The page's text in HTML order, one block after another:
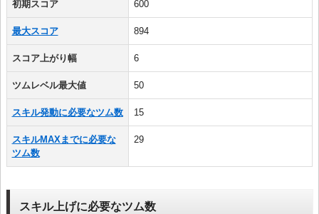
初期スコア 600
最大スコア 894
スコア上がり幅 6
ツムレベル最大値 50
スキル発動に必要なツム数 15
スキルMAXまでに必要な
ツム数
29
スキル上げに必要なツム数